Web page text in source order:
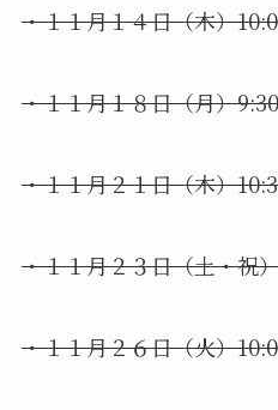
・１１月１４日（木）
・１１月１８日（月）
・１１月２１日（木）
・１１月２３日（土・祝
・１１月２６日（火）